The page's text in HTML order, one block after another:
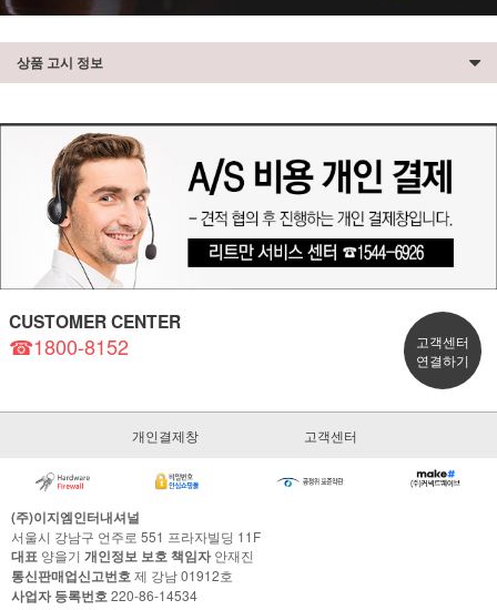
상품 고시 정보
CUSTOMER CENTER
☎1800-8152
고객센터
연결하기
개인결제창 고객센터
(주)이지엠인터내셔널
서울시 강남구 언주로 551 프라자빌딩 11F
대표 양을기 개인정보 보호 책임자안재진
통신판매업신고번호제 강남 01912호
사업자 등록번호220-86-14534